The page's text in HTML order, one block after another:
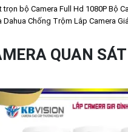
trọn bộ Camera Full Hd 1080P Bộ
Dahua Chống Trộm Lắp Camera
QUAN